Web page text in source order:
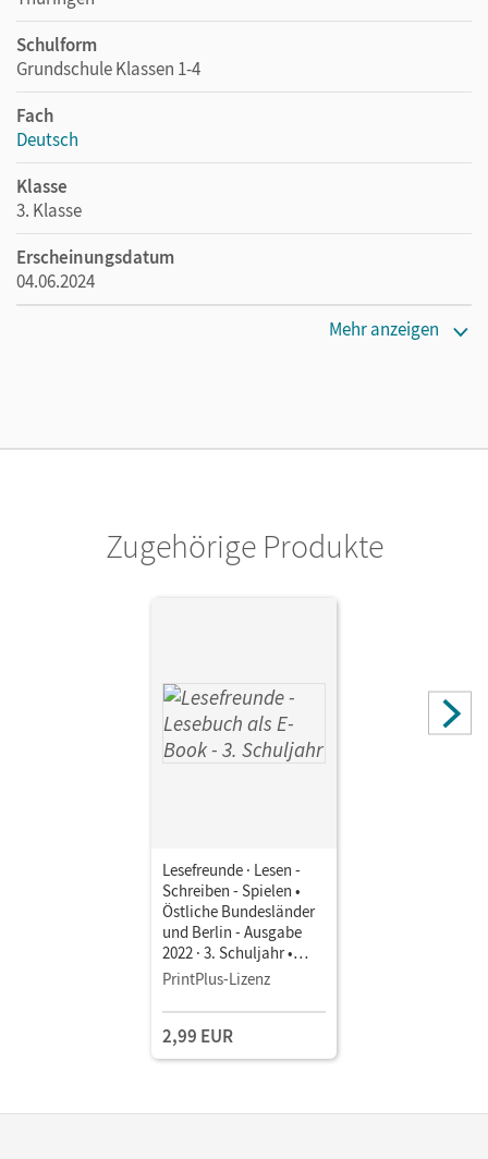
Schulform
Grundschule Klassen 1-4
Fach
Deutsch
Klasse
3. Klasse
Erscheinungsdatum
04.06.2024
Mehr anzeigen
Zugehörige Produkte
Lesefreunde · Lesen -
Schreiben - Spielen •
Östliche Bundesländer
und Berlin - Ausgabe
2022 · 3. Schuljahr •
Lesebuch als E-Book Mit
PrintPlus-Lizenz
2,99 EUR